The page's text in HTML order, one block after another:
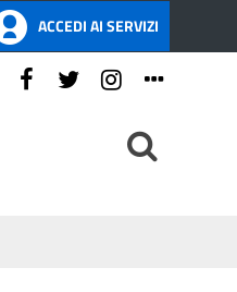
ACCEDI AI SERVIZI